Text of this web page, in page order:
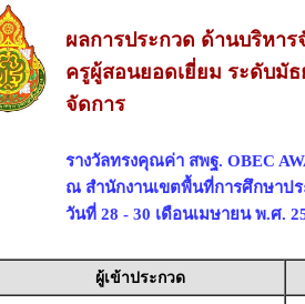
ผลการประกวด ด้านบริหาร
ครูผู้สอนยอดเยี่ยม ระดับมั
จัดการ
รางวัลทรงคุณค่า สพฐ. OBEC
ณ สำนักงานเขตพื้นที่การศึกษาปร
วันที่ 28 - 30 เดือนเมษายน พ.ศ.
ผู้เข้าประกวด